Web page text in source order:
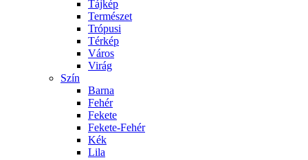
Tájkép
Természet
Trópusi
Térkép
Város
Virág
Szín
Barna
Fehér
Fekete
Fekete-Fehér
Kék
Lila